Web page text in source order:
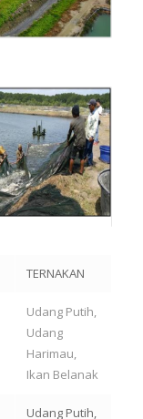
TERNAKAN
Udang Putih,
Udang
Harimau,
Ikan Belanak
Udang Putih,